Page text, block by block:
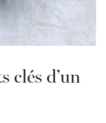
clés d’un